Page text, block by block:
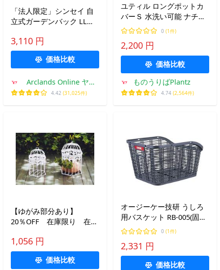
「法人限定」シンセイ 自
立式ガーデンバック LL
引不可・置配不可」
3,110 円
価格比較
Arclands Online ヤフ
ー店
4.42 (31,025件)
ユティル ロングポットカ
バーＳ 水洗い可能 ナチュ
ラル 水はけ おしゃれ シン
プル インテリア クレエ 爆
買
0 (1件)
2,200 円
価格比較
ものうりばPlantz
4.74 (2,564件)
【ゆがみ部分あり】
20％OFF 在庫限り 在庫
ホワイト 六角 ガーデニ
ング 雑貨 鳥かご おし
ゃれ 幅12*奥行11*高さ
1,056 円
価格比較
オージーケー技研 うしろ
用バスケット RB-005(固定
式うしろ用バスケット )グ
レー 自転車用
0 (1件)
2,331 円
価格比較